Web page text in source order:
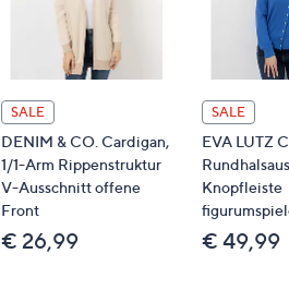
SALE
DENIM & CO. Cardigan,
1/1-Arm Rippenstruktur
V-Ausschnitt offene
Front
€ 26,99
SALE
EVA LUTZ
Knopfleiste
€ 49,99